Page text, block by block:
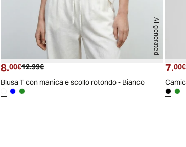
AI generated
Prezzo attuale
8.00€ Prezzo originale
12.99€
Blusa T con manica e scollo rotondo - Bianco
7.00€